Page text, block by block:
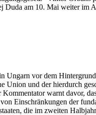
Duda am 10. Mai weiter im
Ungarn vor dem
und der hierdurch
warnt davor,
Einschränkungen der
die im zweiten